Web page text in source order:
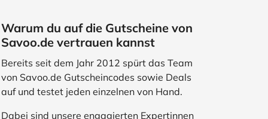
TUI WeightWatchers
Haustierbedarf
Sport Studenten
Wohnen & Garten
Warum du auf die Gutscheine von
Savoo.de vertrauen kannst
Bereits seit dem Jahr 2012 spürt das Team
von Savoo.de Gutscheincodes sowie Deals
auf und testet jeden einzelnen von Hand.
Dabei sind unsere engagierten Expertinnen